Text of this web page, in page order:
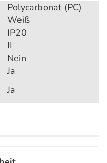
Polycarbonat (PC)
Weiß
IP20
II
Nein
Ja
Ja